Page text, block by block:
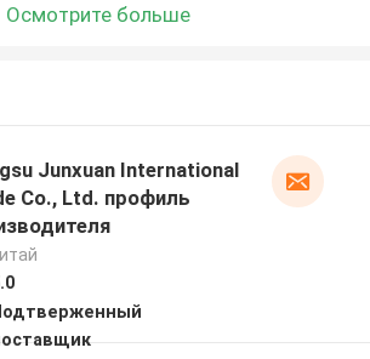
Осмотрите больше
Junxuan International
Co., Ltd. профиль